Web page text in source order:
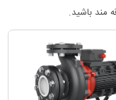
مند باشید.